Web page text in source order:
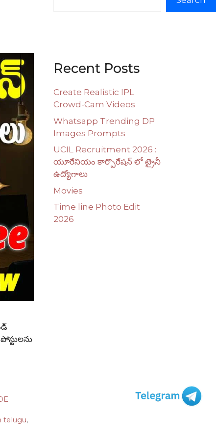
telugu,
Recent Posts
Create Realistic IPL
Crowd-Cam Videos
Whatsapp Trending DP
Images Prompts
UCIL Recruitment 2026 :
యూరేనియం కార్పొరేషన్ లో ట్రైనీ
ఉద్యోగాలు
Movies
Time line Photo Edit
2026